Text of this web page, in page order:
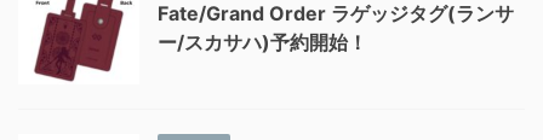
Fate/Grand Order ラゲッジタグ(ランサ
ー/スカサハ)予約開始！